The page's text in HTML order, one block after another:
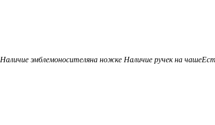
Наличие эмблемоносителяна ножке Наличие ручек на чаше